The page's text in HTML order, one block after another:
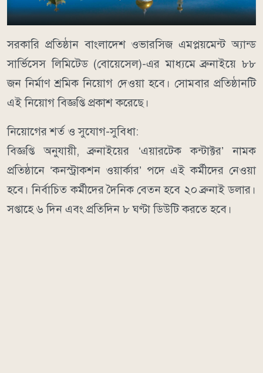
সরকারি প্রতিষ্ঠান বাংলাদেশ ওভারসিজ এমপ্লয়মেন্ট অ্যান্ড
সার্ভিসেস লিমিটেড (বোয়েসেল)-এর মাধ্যমে ব্রুনাইয়ে ৮৮
জন নির্মাণ শ্রমিক নিয়োগ দেওয়া হবে। সোমবার প্রতিষ্ঠানটি
এই নিয়োগ বিজ্ঞপ্তি প্রকাশ করেছে।
নিয়োগের শর্ত ও সুযোগ-সুবিধা:
বিজ্ঞপ্তি অনুযায়ী, ব্রুনাইয়ের ‘এয়ারটেক কন্টাক্টর’ নামক
প্রতিষ্ঠানে ‘কনস্ট্রাকশন ওয়ার্কার’ পদে এই কর্মীদের নেওয়া
হবে। নির্বাচিত কর্মীদের দৈনিক বেতন হবে ২০ ব্রুনাই ডলার।
সপ্তাহে ৬ দিন এবং প্রতিদিন ৮ ঘণ্টা ডিউটি করতে হবে।